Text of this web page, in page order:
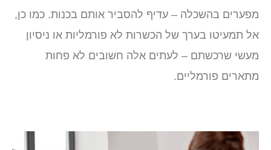
בהשכלה – עדיף להסביר אותם בכנות. כמו כן,
תמעיטו בערך של הכשרות לא פורמליות או ניסיון
שרכשתם – לעתים אלה חשובים לא פחות
פורמליים.